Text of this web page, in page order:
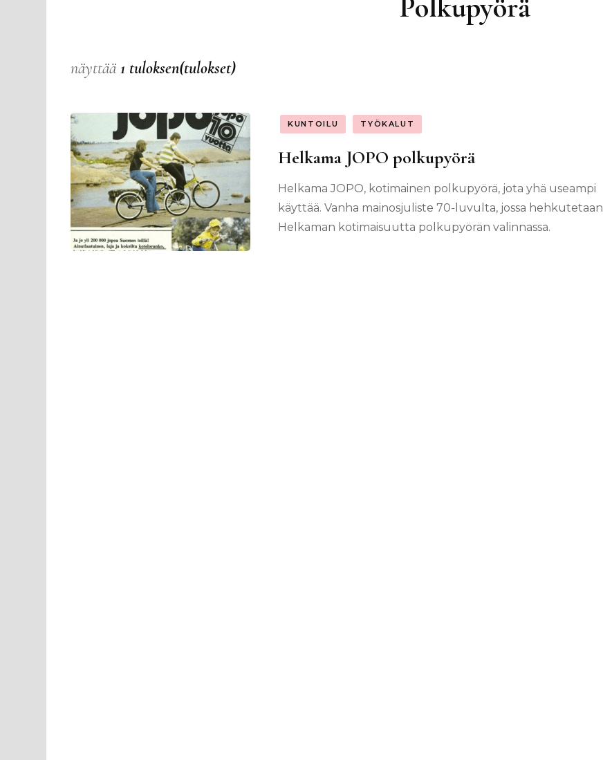
näyttää 1 tuloksen(tulokset)
KUNTOILU TYÖKALUT
Helkama JOPO polkupyörä
Helkama JOPO, kotimainen polkupyörä, jota yhä useampi
käyttää. Vanha mainosjuliste 70-luvulta, jossa hehkutetaan
Helkaman kotimaisuutta polkupyörän valinnassa.